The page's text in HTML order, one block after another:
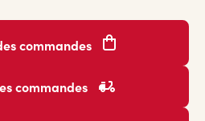
commandes
commandes